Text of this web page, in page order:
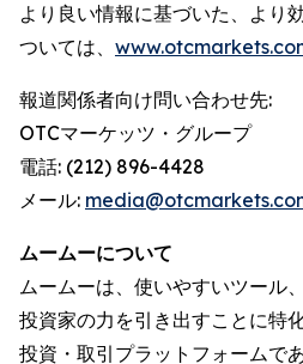
より良い情報に基づいた、より
ついては、
報道関係者向け問い合わせ先:
OTCマーケッツ・グループ
電話: (212) 896-4428
メール:
ムームーについて
ムームーは、使いやすいツール
投資家の力を引き出すことに特
投資・取引プラットフォームで